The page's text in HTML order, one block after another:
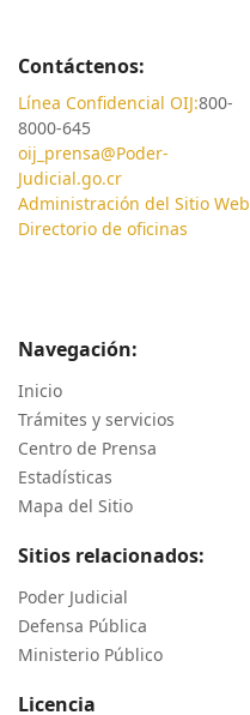
Contáctenos:
Línea Confidencial OIJ:800-
8000-645
oij_prensa@Poder-
Judicial.go.cr
Administración del Sitio Web
Directorio de oficinas
Navegación:
Inicio
Trámites y servicios
Centro de Prensa
Estadísticas
Mapa del Sitio
Sitios relacionados:
Poder Judicial
Defensa Pública
Ministerio Público
Licencia